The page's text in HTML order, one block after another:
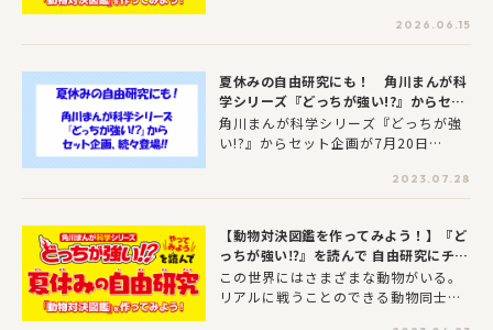
１つと言えるのではないでしょうか？
ということで、この記事では子ども
由研究ネタをご紹介します！
2026.06.15
夏休みの自由研究にも！ 角川まんが科
学シリーズ『どっちが強い!?』からセッ
ト企画、続々登場!!
角川まんが科学シリーズ『どっちが強
い!?』からセット企画が7月20日
売となります。『どっちが強い!?』シ
リーズは、小学生を中心に人気の科学
トルやドラマチックなストーリー、コ
ミカルなやり取りを楽しみながら、動
物の生態や人体のしくみなど、本格的
な科学の知識などを身につけることが
2023.07.28
【動物対決図鑑を作ってみよう！】『ど
っちが強い⁉』を読んで 自由研究にチャ
レンジ！
この世界にはさまざまな動物がいる。
リアルに戦うことのできる動物同士も